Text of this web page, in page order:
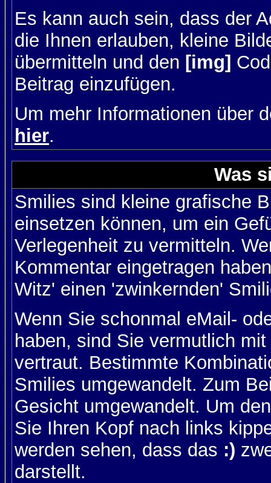
Es kann auch sein, dass der
die Ihnen erlauben, kleine
übermitteln und den [img]
Beitrag einzufügen.
Um mehr Informationen über
hier.
Was
Smilies sind kleine grafische
einsetzen können, um ein
Verlegenheit zu vermitteln.
Kommentar eingetragen
Witz' einen 'zwinkernden'
Wenn Sie schonmal eMail-
haben, sind Sie vermutlich
vertraut. Bestimmte
Smilies umgewandelt. Zum
Gesicht umgewandelt. Um
Sie Ihren Kopf nach links
werden sehen, dass das :)
darstellt.